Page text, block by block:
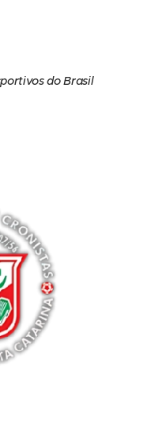
do Brasil